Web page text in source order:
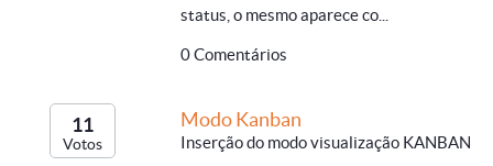
status, o mesmo aparece co...
0 Comentários
11
Votos
Modo Kanban
Inserção do modo visualização KANBAN